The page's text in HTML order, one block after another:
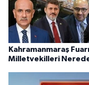
Kahramanmaraş
Milletvekilleri